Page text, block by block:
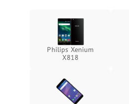
Philips Xenium
X818